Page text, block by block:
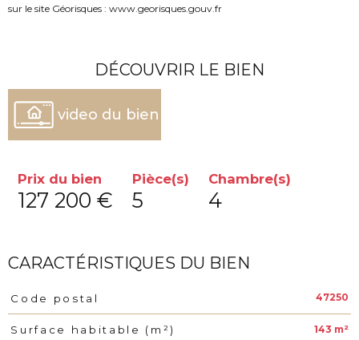
sur le site Géorisques : www.georisques.gouv.fr
DÉCOUVRIR LE BIEN
video du bien
Prix du bien
127 200 €
Pièce(s)
5
Chambre(s)
4
CARACTÉRISTIQUES DU BIEN
Caractéristiques Valeurs
Code postal 47250
Surface habitable (m²) 143 m²